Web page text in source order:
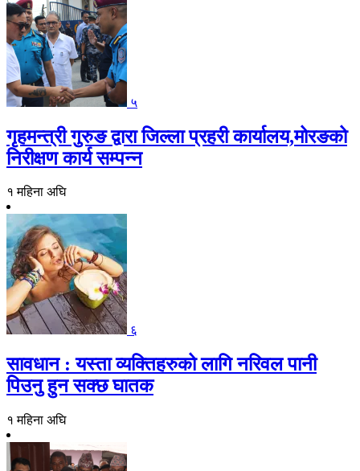
५
गृहमन्त्री गुरुङ द्वारा जिल्ला प्रहरी कार्यालय,मोरङको
निरीक्षण कार्य सम्पन्न
१ महिना अघि
६
सावधान : यस्ता व्यक्तिहरुको लागि नरिवल पानी
पिउनु हुन सक्छ घातक
१ महिना अघि